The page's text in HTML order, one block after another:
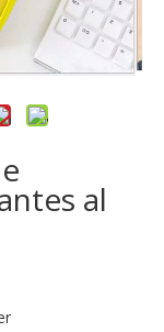
al